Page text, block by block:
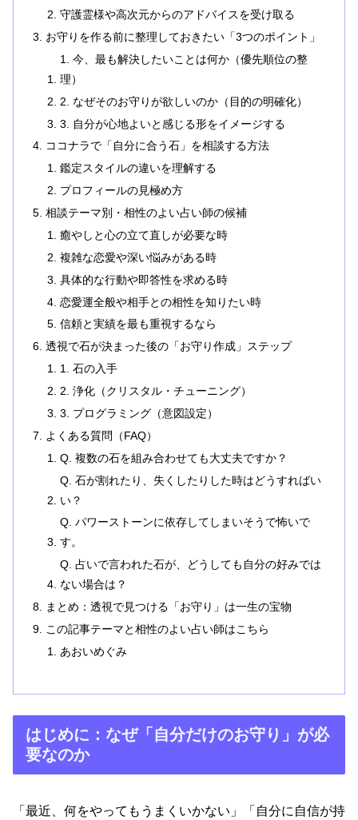
守護霊様や高次元からのアドバイスを受け取る
お守りを作る前に整理しておきたい「3つのポイント」
1. 今、最も解決したいことは何か（優先順位の整
理）
2. なぜそのお守りが欲しいのか（目的の明確化）
3. 自分が心地よいと感じる形をイメージする
ココナラで「自分に合う石」を相談する方法
鑑定スタイルの違いを理解する
プロフィールの見極め方
相談テーマ別・相性のよい占い師の候補
癒やしと心の立て直しが必要な時
複雑な恋愛や深い悩みがある時
具体的な行動や即答性を求める時
恋愛運全般や相手との相性を知りたい時
信頼と実績を最も重視するなら
透視で石が決まった後の「お守り作成」ステップ
1. 石の入手
2. 浄化（クリスタル・チューニング）
3. プログラミング（意図設定）
よくある質問（FAQ）
Q. 複数の石を組み合わせても大丈夫ですか？
Q. 石が割れたり、失くしたりした時はどうすればい
い？
Q. パワーストーンに依存してしまいそうで怖いで
す。
Q. 占いで言われた石が、どうしても自分の好みでは
ない場合は？
まとめ：透視で見つける「お守り」は一生の宝物
この記事テーマと相性のよい占い師はこちら
あおいめぐみ
はじめに：なぜ「自分だけのお守り」が必
要なのか
「最近、何をやってもうまくいかない」「自分に自信が持